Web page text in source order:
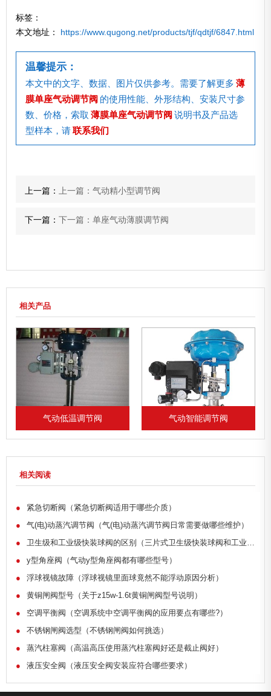
标签：
本文地址： https://www.qugong.net/products/tjf/qdtjf/6847.html
温馨提示：
本文中的文字、数据、图片仅供参考。需要了解更多 薄
膜单座气动调节阀 的使用性能、外形结构、安装尺寸参
数、价格，索取 薄膜单座气动调节阀 说明书及产品选
型样本，请联系我们
上一篇：上一篇：气动精小型调节阀
下一篇：下一篇：单座气动薄膜调节阀
相关产品
气动低温调节阀 气动智能调节阀
相关阅读
●
紧急切断阀（紧急切断阀适用于哪些介质）
●
气(电)动蒸汽调节阀（气(电)动蒸汽调节阀日常需要做哪些维护）
●
卫生级和工业级快装球阀的区别（三片式卫生级快装球阀和工业级的区别）
●
y型角座阀（气动y型角座阀都有哪些型号）
●
浮球视镜故障（浮球视镜里面球竟然不能浮动原因分析）
●
黄铜闸阀型号（关于z15w-1.6t黄铜闸阀型号说明）
●
空调平衡阀（空调系统中空调平衡阀的应用要点有哪些?）
●
不锈钢闸阀选型（不锈钢闸阀如何挑选）
●
蒸汽柱塞阀（高温高压使用蒸汽柱塞阀好还是截止阀好）
●
液压安全阀（液压安全阀安装应符合哪些要求）